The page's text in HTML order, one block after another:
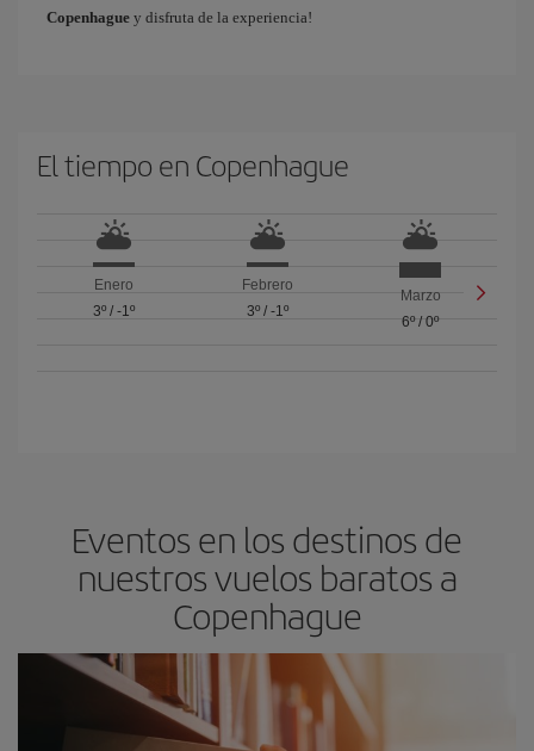
Copenhague y disfruta de la experiencia!
El tiempo en Copenhague
Enero
3º/ -1º
Febrero
3º/ -1º
Marzo
6º/0º
Eventos en los destinos de
nuestros vuelos baratos a
Copenhague